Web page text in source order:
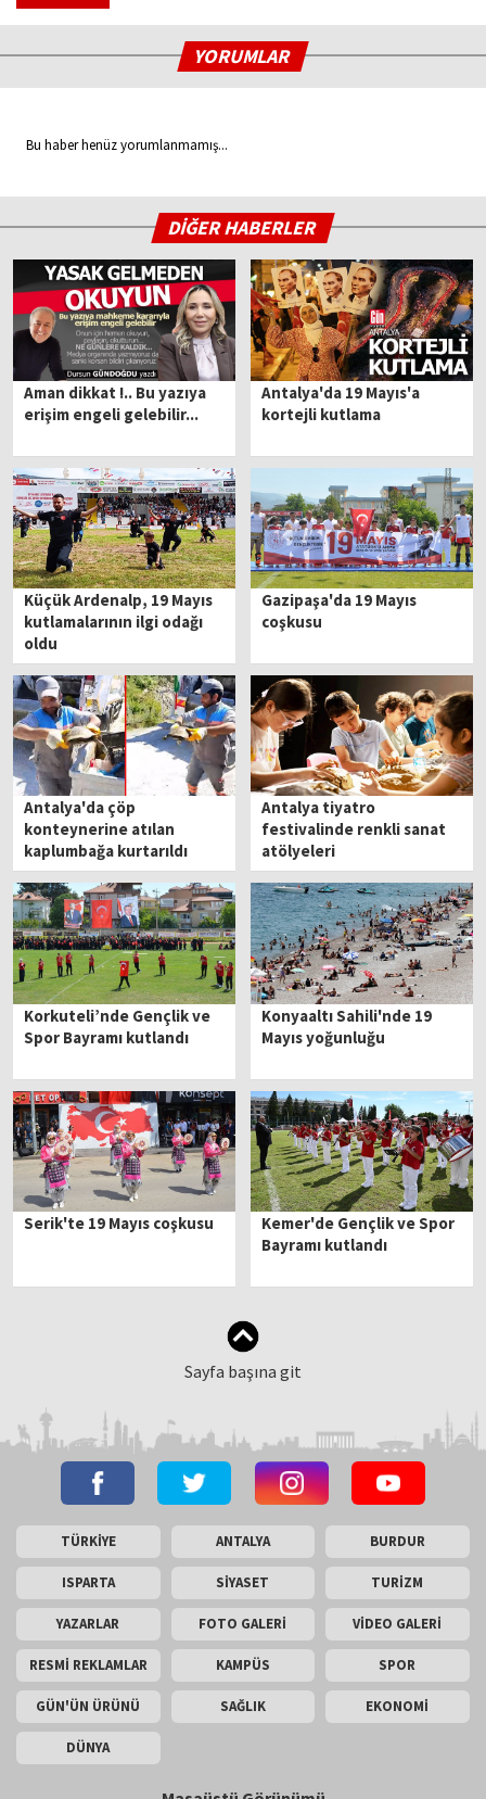
YORUMLAR
Bu haber henüz yorumlanmamış...
DİĞER HABERLER
Aman dikkat !.. Bu yazıya
erişim engeli gelebilir...
Antalya'da 19 Mayıs'a
kortejli kutlama
Küçük Ardenalp, 19 Mayıs
kutlamalarının ilgi odağı
oldu
Gazipaşa'da 19 Mayıs
coşkusu
Antalya'da çöp
konteynerine atılan
kaplumbağa kurtarıldı
Antalya tiyatro
festivalinde renkli sanat
atölyeleri
Korkuteli’nde Gençlik ve
Spor Bayramı kutlandı
Konyaaltı Sahili'nde 19
Mayıs yoğunluğu
Serik'te 19 Mayıs coşkusu
Kemer'de Gençlik ve Spor
Bayramı kutlandı
Sayfa başına git
TÜRKİYE ANTALYA BURDUR
ISPARTA SİYASET TURİZM
YAZARLAR FOTO GALERİ VİDEO GALERİ
RESMİ REKLAMLAR KAMPÜS SPOR
GÜN'ÜN ÜRÜNÜ SAĞLIK EKONOMİ
DÜNYA